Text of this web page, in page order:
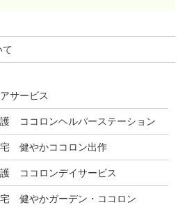
て
サービス
ココロンヘルパーステーション
健やかココロン出作
ココロンデイサービス
健やかガーデン・ココロン